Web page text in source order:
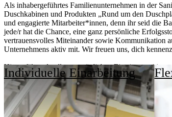
Als inhabergeführtes Familienunternehmen in der
Duschkabinen und Produkten „Rund um den
und engagierte Mitarbeiter*innen, denn ihr seid die
jede/r hat die Chance, eine ganz persönliche
vertrauensvolles Miteinander sowie Kommunikation
Unternehmens aktiv mit. Wir freuen uns, dich
Hier erfährst du alles zu möglichen
Individuelle Einarbeitung